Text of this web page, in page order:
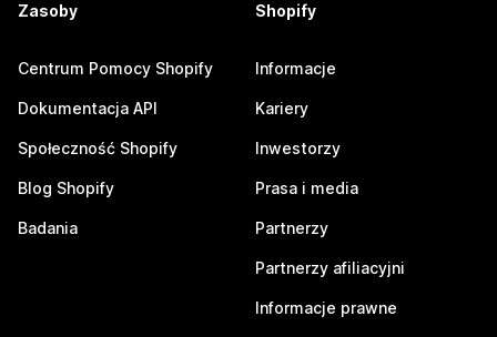
Zasoby
Centrum Pomocy Shopify
Dokumentacja API
Społeczność Shopify
Blog Shopify
Badania
Shopify
Informacje
Kariery
Inwestorzy
Prasa i media
Partnerzy
Partnerzy afiliacyjni
Informacje prawne